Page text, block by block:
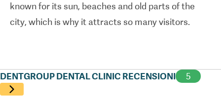
known for its sun, beaches and old parts of the
city, which is why it attracts so many visitors.
DENTGROUP DENTAL CLINIC RECENSIONI 5